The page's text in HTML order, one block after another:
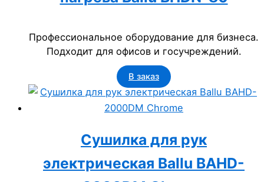
Профессиональное оборудование для бизнеса.
Подходит для офисов и госучреждений.
В заказ
Сушилка для рук
электрическая Ballu BAHD-